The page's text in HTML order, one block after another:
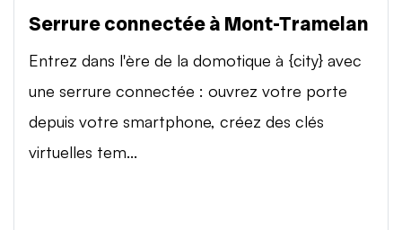
Serrure connectée à Mont-Tramelan
Entrez dans l'ère de la domotique à {city} avec
une serrure connectée : ouvrez votre porte
depuis votre smartphone, créez des clés
virtuelles tem...